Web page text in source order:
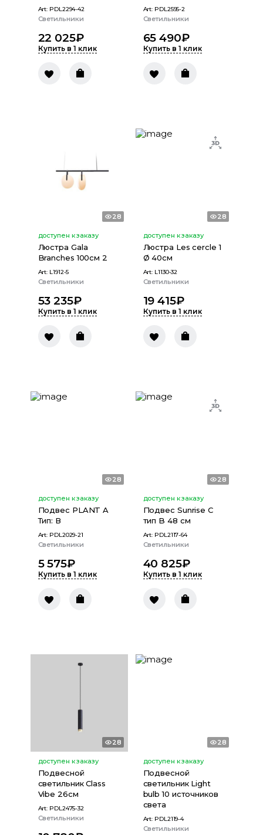
Art: PDL2294-42
Светильники
22 025₽
Купить в 1 клик
Art: PDL2595-2
Светильники
65 490₽
Купить в 1 клик
28
доступен к заказу
Люстра Gala
Branches 100см 2
Art: L1912-5
Светильники
53 235₽
Купить в 1 клик
28
доступен к заказу
Люстра Les cercle 1
Ø 40см
Art: L1130-32
Светильники
19 415₽
Купить в 1 клик
28
доступен к заказу
Подвес PLANT A
Тип: В
Art: PDL2029-21
Светильники
5 575₽
Купить в 1 клик
28
доступен к заказу
Подвес Sunrise C
тип B 48 см
Art: PDL2117-64
Светильники
40 825₽
Купить в 1 клик
28
доступен к заказу
Подвесной
светильник Class
Vibe 26см
Art: PDL2475-32
Светильники
28
доступен к заказу
Подвесной
светильник Light
bulb 10 источников
света
Art: PDL2119-4
Светильники